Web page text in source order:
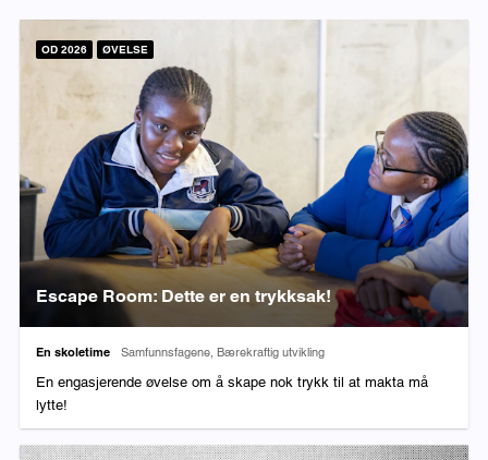
OD 2026 ØVELSE
Escape Room: Dette er en trykksak!
Varighet:
En skoletime Fag:
Samfunnsfagene, Bærekraftig utvikling
En engasjerende øvelse om å skape nok trykk til at makta må
lytte!